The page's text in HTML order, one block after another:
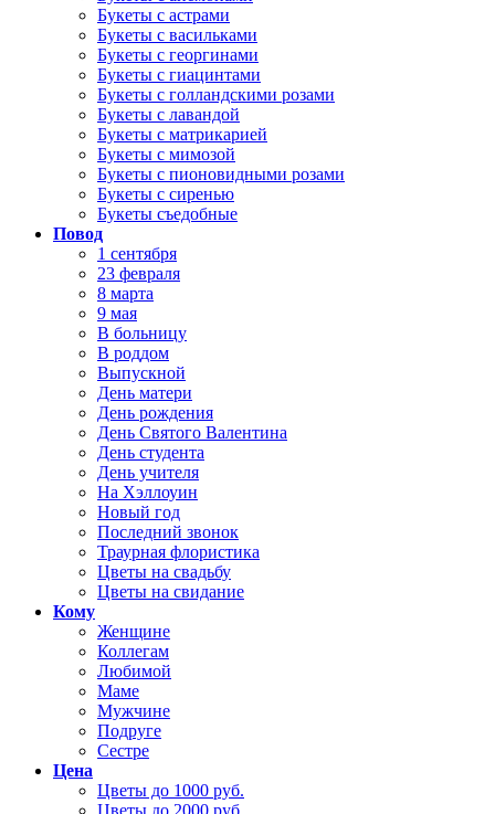
Букеты с астрами
Букеты с васильками
Букеты с георгинами
Букеты с гиацинтами
Букеты с голландскими розами
Букеты с лавандой
Букеты с матрикарией
Букеты с мимозой
Букеты с пионовидными розами
Букеты с сиренью
Букеты съедобные
Повод
1 сентября
23 февраля
8 марта
9 мая
В больницу
В роддом
Выпускной
День матери
День рождения
День Святого Валентина
День студента
День учителя
На Хэллоуин
Новый год
Последний звонок
Траурная флористика
Цветы на свадьбу
Цветы на свидание
Кому
Женщине
Коллегам
Любимой
Маме
Мужчине
Подруге
Сестре
Цена
Цветы до 1000 руб.
Цветы до 2000 руб.